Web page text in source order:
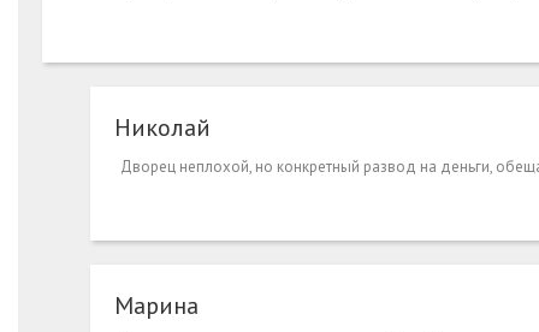
Николай
Дворец неплохой, но конкретный развод на деньги,
Марина